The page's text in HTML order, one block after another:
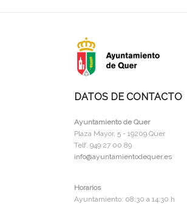
DATOS DE CONTACTO
Ayuntamiento de Quer
Plaza Mayor, 5 - 19209 Quer
Telf. 949 27 00 89
info@ayuntamientodequer.es
Horarios
Ayuntamiento: 08:30 a 14:30 h